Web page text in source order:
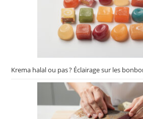
Krema halal ou pas ? Éclairage sur les